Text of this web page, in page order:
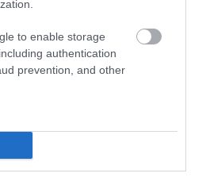
to enable storage
authentication
prevention, and other
NEM CSAK A RITKASÁGOK